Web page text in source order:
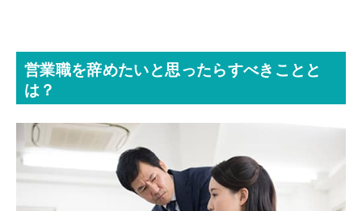
営業職を辞めたいと思ったらすべきことと
は？